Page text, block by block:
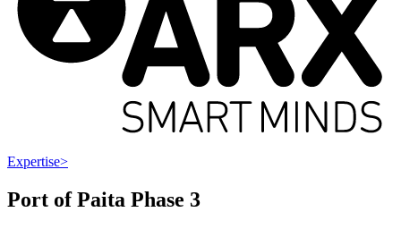
Expertise>
Port of Paita Phase 3